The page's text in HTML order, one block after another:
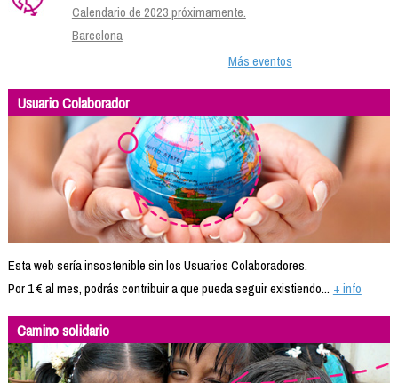
Calendario de 2023 próximamente.
Barcelona
Más eventos
Usuario Colaborador
Esta web sería insostenible sin los Usuarios Colaboradores.
Por 1 € al mes, podrás contribuir a que pueda seguir existiendo... + info
Camino solidario